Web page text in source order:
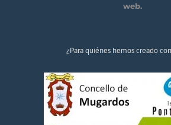
web.
¿Para quiénes hemos creado